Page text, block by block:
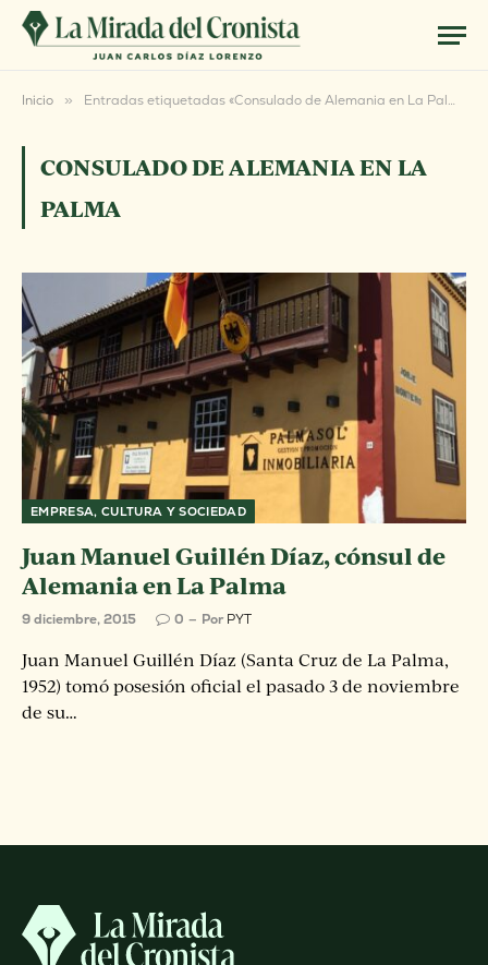
Inicio » Entradas etiquetadas «Consulado de Alemania en La Palma»
CONSULADO DE ALEMANIA EN LA
PALMA
EMPRESA, CULTURA Y SOCIEDAD
Juan Manuel Guillén Díaz, cónsul de
Alemania en La Palma
9 diciembre, 2015 0 Por PYT
Juan Manuel Guillén Díaz (Santa Cruz de La Palma,
1952) tomó posesión oficial el pasado 3 de noviembre
de su…